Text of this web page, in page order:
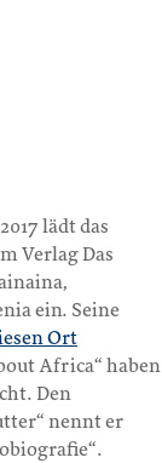
lädt das
Verlag Das
ein. Seine
Ort
Africa“ haben
Den
nennt er